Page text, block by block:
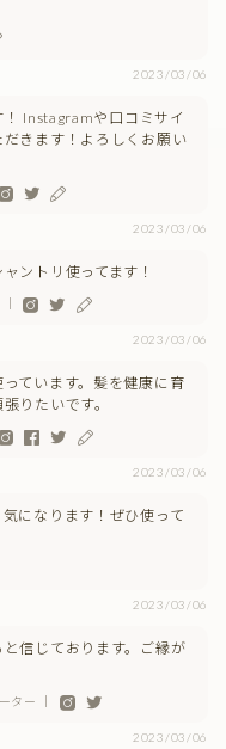
2023/03/06
Instagramや口コミサイ
きます！よろしくお願い
2023/03/06
ントリ使ってます！
2023/03/06
ています。髪を健康に育
りたいです。
2023/03/06
になります！ぜひ使って
2023/03/06
信じております。ご縁が
ター ｜
2023/03/06